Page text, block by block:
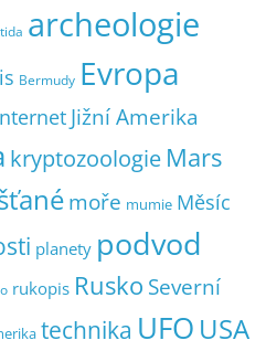
archeologie
Bermudy Evropa
Jižní Amerika
kryptozoologie Mars
moře mumie Měsíc
planety podvod
rukopis Rusko Severní
technika UFO USA